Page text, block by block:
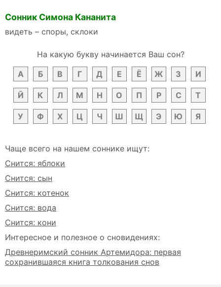
Сонник Симона Кананита
видеть – споры, склоки
На какую букву начинается Ваш сон?
А
Б В Г Д Е Ё Ж З И
Й К Л М Н О П Р С Т
У Ф Х Ц Ч Ш Щ Э Ю Я
Чаще всего на нашем соннике ищут:
Снится: яблоки
Снится: сын
Снится: котенок
Снится: вода
Снится: кони
Интересное и полезное о сновидениях:
Древнеримский сонник Артемидора: первая
сохранившаяся книга толкования снов